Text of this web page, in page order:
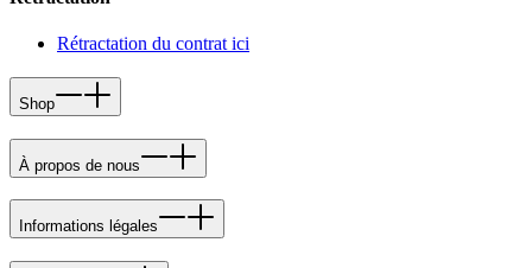
Rétractation du contrat ici
Shop
À propos de nous
Informations légales